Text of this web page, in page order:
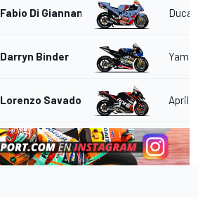
Fabio Di Giannantonio
Darryn Binder
Lorenzo Savadori Aprilia